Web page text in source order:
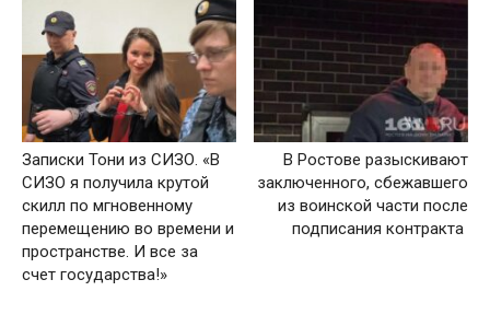
Записки Тони из СИЗО. «В
СИЗО я получила крутой
скилл по мгновенному
перемещению во времени и
пространстве. И все за
счет государства!»
В Ростове разыскивают
заключенного, сбежавшего
из воинской части после
подписания контракта